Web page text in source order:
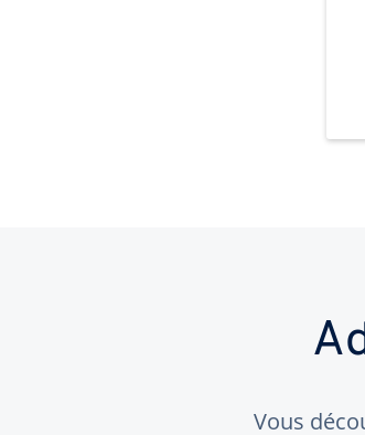
Vous